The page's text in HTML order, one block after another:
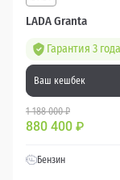
LADA Granta
Гарантия 3
Ваш кешбек
1 188 000 ₽
880 400 ₽
Бензин